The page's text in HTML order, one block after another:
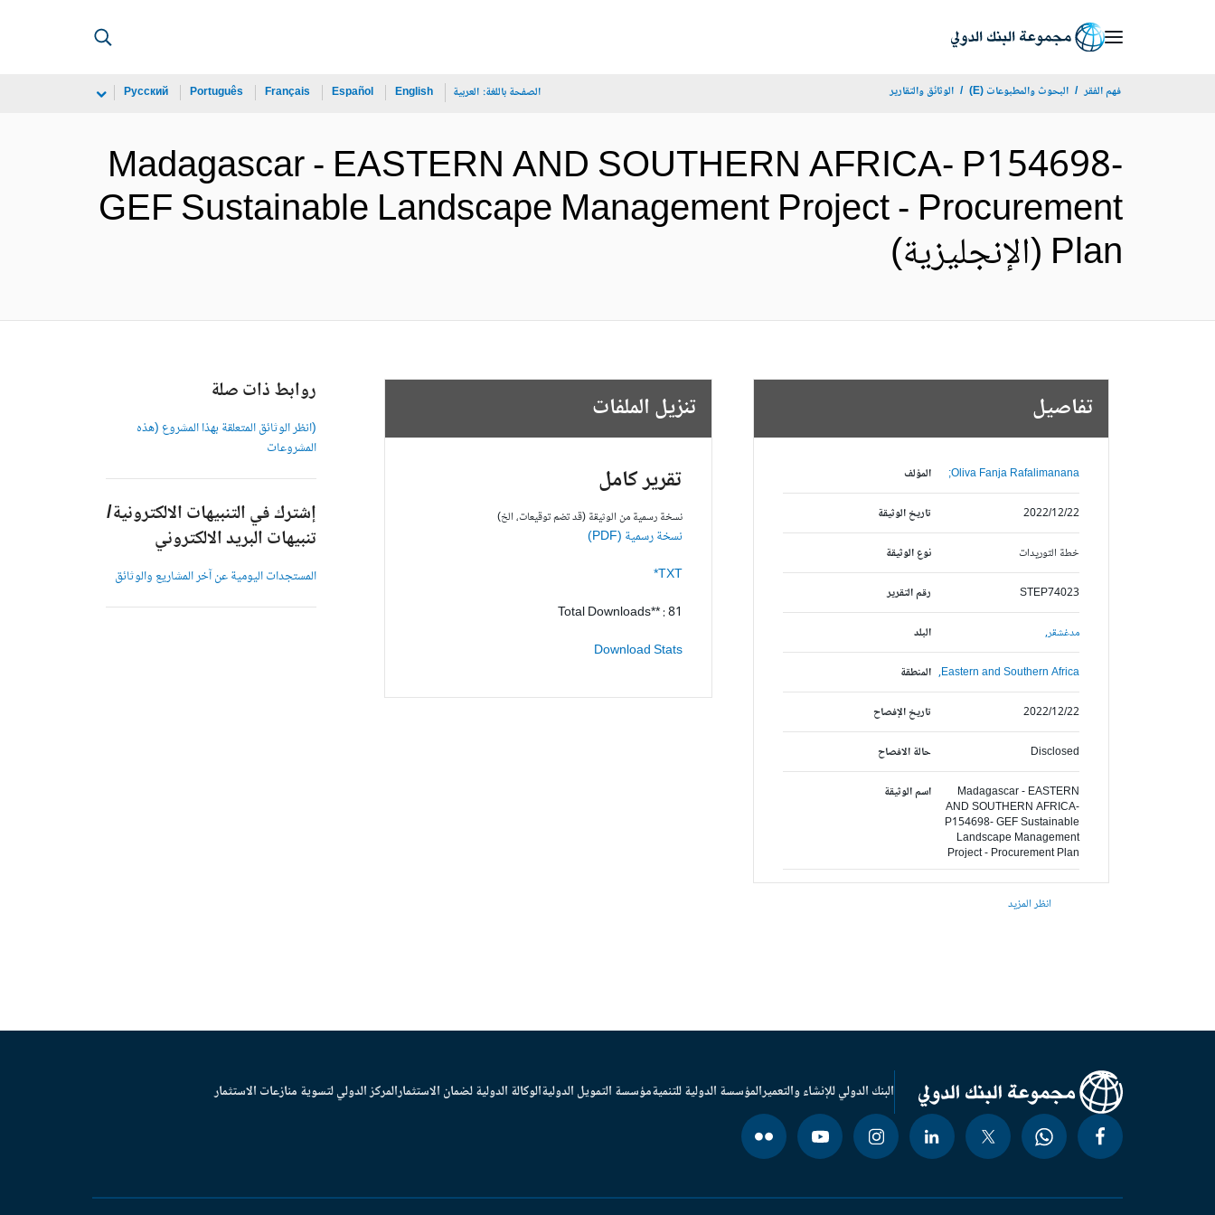
فهم الفقر البحوث والمطبوعات (E) الوثائق والتقارير الصفحة باللغة: العربية English
Español
Français
Português
Русский
Madagascar - EASTERN AND SOUTHERN AFRICA- P154698-
GEF Sustainable Landscape Management Project - Procurement
Plan (الإنجليزية)
تفاصيل
المؤلف Oliva Fanja Rafalimanana;
تاريخ الوثيقة 2022/12/22
نوع الوثيقة خطة التوريدات
رقم التقرير STEP74023
البلد مدغشقر,
المنطقة Eastern and Southern Africa,
تاريخ الإفصاح 2022/12/22
حالة الافصاح Disclosed
اسم الوثيقة
Madagascar - EASTERN
AND SOUTHERN AFRICA-
P154698- GEF Sustainable
Landscape Management
Project - Procurement Plan
انظر المزيد
تنزيل الملفات
تقرير كامل
نسخة رسمية من الوثيقة (قد تضم توقيعات، الخ)
نسخة رسمية (PDF)
TXT*
Total Downloads** : 81
Download Stats
روابط ذات صلة
(انظر الوثائق المتعلقة بهذا المشروع (هذه
المشروعات
إشترك في التنبيهات الالكترونية/
تنبيهات البريد الالكتروني
المستجدات اليومية عن آخر المشاريع والوثائق
البنك الدولي للإنشاء والتعميرالمؤسسة الدولية للتنميةمؤسسة التمويل الدوليةالوكالة الدولية لضمان الاستثمارالمركز الدولي لتسوية منازعات الاستثمار